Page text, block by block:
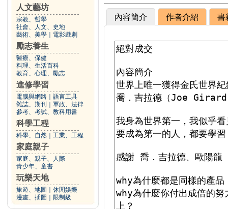
人文藝坊
宗教、哲學
社會、人文、史地
藝術、美學
電影戲劇
勵志養生
醫療、保健
料理、生活百科
教育、心理、勵志
進修學習
電腦與網路
語言工具
雜誌、期刊
軍政、法律
參考、考試、教科用書
科學工程
科學、自然 工業、工程
家庭親子
家庭、親子、人際
青少年、童書
玩樂天地
旅遊、地圖
休閒娛樂
漫畫、插圖
限制級
內容簡介 作者介紹 書